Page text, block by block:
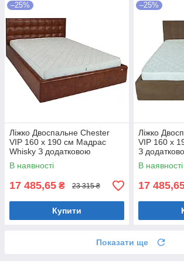
–25%
Ліжко Двоспальне Chester
VIP 160 х 190 см Мадрас
Whisky З додатковою
металевою цільнозварною
рамою Коричневий
В наявності
17 485,65 ₴ 23 315 ₴
Купити
–25%
Ліжко
VIP 160 х
З
Коричневий
В наявності
17
Показати ще